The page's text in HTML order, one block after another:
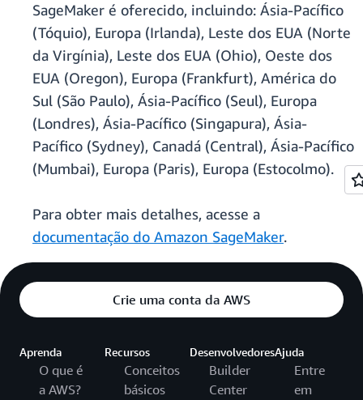
SageMaker é oferecido, incluindo: Ásia-Pacífico
(Tóquio), Europa (Irlanda), Leste dos EUA (Norte
da Virgínia), Leste dos EUA (Ohio), Oeste dos
EUA (Oregon), Europa (Frankfurt), América do
Sul (São Paulo), Ásia-Pacífico (Seul), Europa
(Londres), Ásia-Pacífico (Singapura), Ásia-
Pacífico (Sydney), Canadá (Central), Ásia-Pacífico
(Mumbai), Europa (Paris), Europa (Estocolmo).
Para obter mais detalhes, acesse a
documentação do Amazon SageMaker.
Crie uma conta da AWS
Aprenda
O que é
a AWS?
Recursos
Conceitos
básicos
Desenvolvedores
Builder
Center
Ajuda
Entre
em